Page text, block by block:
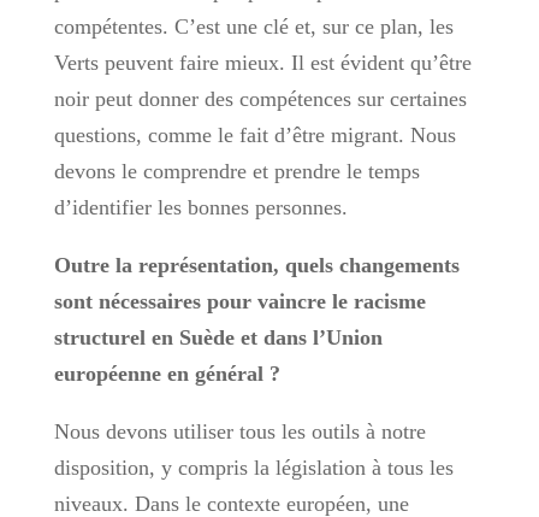
compétentes. C’est une clé et, sur ce plan, les
Verts peuvent faire mieux. Il est évident qu’être
noir peut donner des compétences sur certaines
questions, comme le fait d’être migrant. Nous
devons le comprendre et prendre le temps
d’identifier les bonnes personnes.
Outre la représentation, quels changements
sont nécessaires pour vaincre le racisme
structurel en Suède et dans l’Union
européenne en général ?
Nous devons utiliser tous les outils à notre
disposition, y compris la législation à tous les
niveaux. Dans le contexte européen, une